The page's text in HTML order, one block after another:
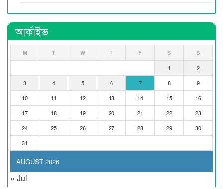
আর্কাইভ
AUGUST 2026
M T W T F S S
1
2
3
4 5 6 7 8
9
10
11 12 13 14 15
16
17
18 19 20 21 22
23
24
25 26 27 28 29
30
31
« Jul